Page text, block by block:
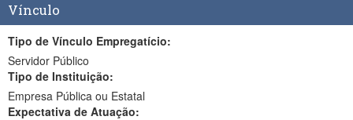
Vínculo
Tipo de Vínculo Empregatício:
Servidor Público
Tipo de Instituição:
Empresa Pública ou Estatal
Expectativa de Atuação: